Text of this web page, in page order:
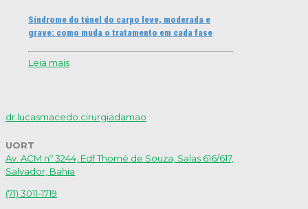
Síndrome do túnel do carpo leve, moderada e
grave: como muda o tratamento em cada fase
Leia mais
dr.lucasmacedo.cirurgiadamao
UORT
Av. ACM nº 3244, Edf Thomé de Souza, Salas 616/617,
Salvador, Bahia
(71) 3011-1719